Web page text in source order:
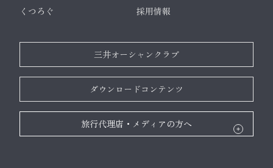
くつろぐ
採用情報
三井オーシャンクラブ
ダウンロードコンテンツ
旅行代理店・メディアの方へ